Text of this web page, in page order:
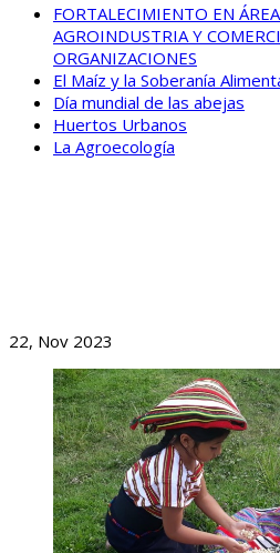
FORTALECIMIENTO EN
AGROINDUSTRIA Y
ORGANIZACIONES
El Maíz y la Soberanía
Día mundial de las abejas
Huertos Urbanos
La Agroecología
22, Nov 2023